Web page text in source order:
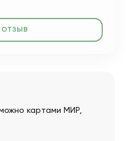
ОТЗЫВ
картами МИР,